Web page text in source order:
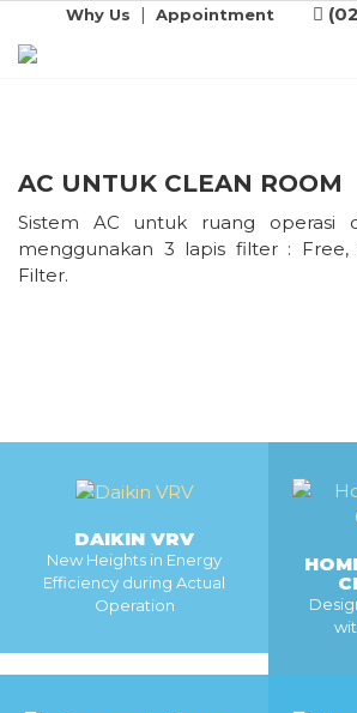
Why Us | Appointment
Sistem AC untuk Ruang
Farmasi
AC UNTUK CLEAN ROOM
Sistem AC untuk ruang operasi
menggunakan 3 lapis filter :
Filter.
DAIKIN VRV
New Heights in Energy
Efficiency during Actual
Operation